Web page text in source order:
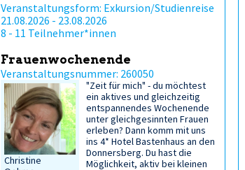
Veranstaltungsform: Exkursion/Studienreise
21.08.2026 - 23.08.2026
8 - 11 Teilnehmer*innen
Frauenwochenende
Veranstaltungsnummer: 260050
Christine
"Zeit für mich" - du möchtest
ein aktives und gleichzeitig
entspannendes Wochenende
unter gleichgesinnten Frauen
erleben? Dann komm mit uns
ins 4* Hotel Bastenhaus an den
Donnersberg. Du hast die
Möglichkeit, aktiv bei kleinen